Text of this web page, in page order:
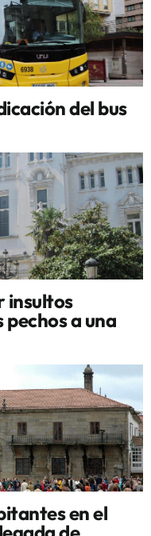
del bus
insultos
a una
en el